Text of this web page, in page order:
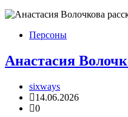
Персоны
Анастасия
sixways
14.06.2026
0